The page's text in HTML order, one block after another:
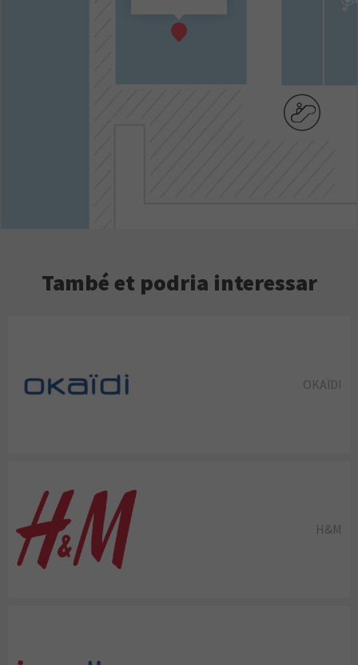
També et podria interessar
OKAÏDI
H&M